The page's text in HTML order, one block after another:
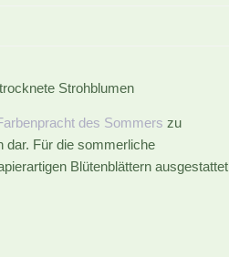
des Sommers zu
dar. Für die sommerliche
Blütenblättern ausgestattet